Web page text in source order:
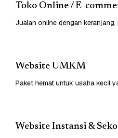
Toko Online / E-
Jualan online dengan keranjang,
Website UMKM
Paket hemat untuk usaha kecil
Website Instansi &